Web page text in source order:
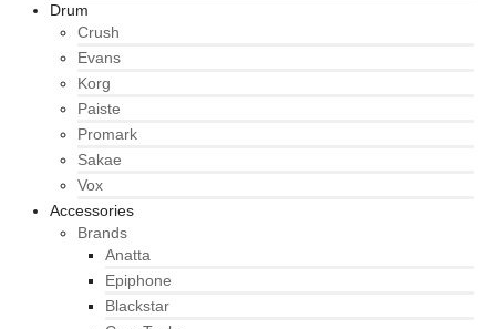
Drum
Crush
Evans
Korg
Paiste
Promark
Sakae
Vox
Accessories
Brands
Anatta
Epiphone
Blackstar